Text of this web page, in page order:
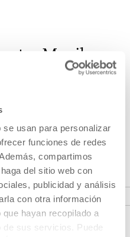
usan para personalizar
funciones de redes
compartimos
del sitio web con
publicidad y análisis
con otra información
hayan recopilado a
de sus servicios. Puede
Musika
y reunirnos en Tabakalera
de artistas, músicos,